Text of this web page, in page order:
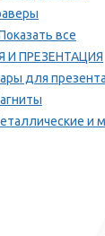
все
ПРЕЗЕНТАЦИЯ
для
и